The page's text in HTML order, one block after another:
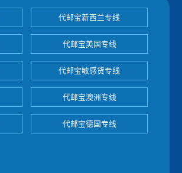
代邮宝新西兰专线
代邮宝美国专线
代邮宝敏感货专线
代邮宝澳洲专线
代邮宝德国专线